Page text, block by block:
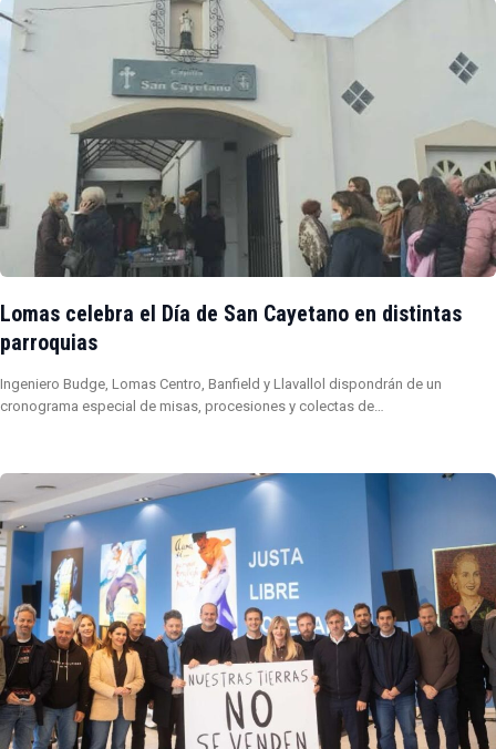
Lomas celebra el Día de San Cayetano en distintas
parroquias
Ingeniero Budge, Lomas Centro, Banfield y Llavallol dispondrán de un
cronograma especial de misas, procesiones y colectas de…